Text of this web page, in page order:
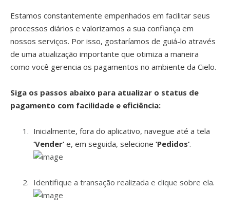
Estamos constantemente empenhados em facilitar seus
processos diários e valorizamos a sua confiança em
nossos serviços. Por isso, gostaríamos de guiá-lo através
de uma atualização importante que otimiza a maneira
como você gerencia os pagamentos no ambiente da Cielo.
Siga os passos abaixo para atualizar o status de
pagamento com facilidade e eficiência:
Inicialmente, fora do aplicativo, navegue até a tela
‘Vender’ e, em seguida, selecione ‘Pedidos’.
Identifique a transação realizada e clique sobre ela.